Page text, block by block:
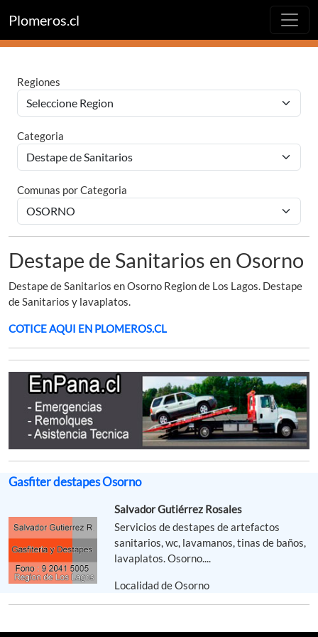
Plomeros.cl
Regiones
Categoria
Comunas por Categoria
Destape de Sanitarios en Osorno
Destape de Sanitarios en Osorno Region de Los Lagos. Destape
de Sanitarios y lavaplatos.
COTICE AQUI EN PLOMEROS.CL
Gasfiter destapes Osorno
Salvador Gutiérrez Rosales
Servicios de destapes de artefactos
sanitarios, wc, lavamanos, tinas de baños,
lavaplatos. Osorno....
Localidad de Osorno